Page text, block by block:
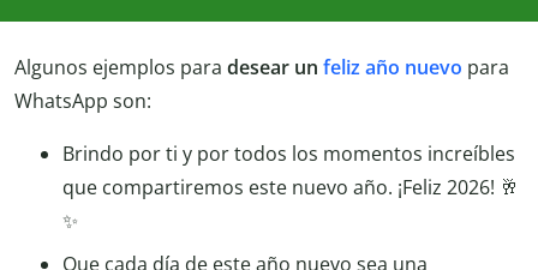
Algunos ejemplos para desear un feliz año nuevo para
WhatsApp son:
Brindo por ti y por todos los momentos increíbles
que compartiremos este nuevo año. ¡Feliz 2026! 🥂
✨
Que cada día de este año nuevo sea una